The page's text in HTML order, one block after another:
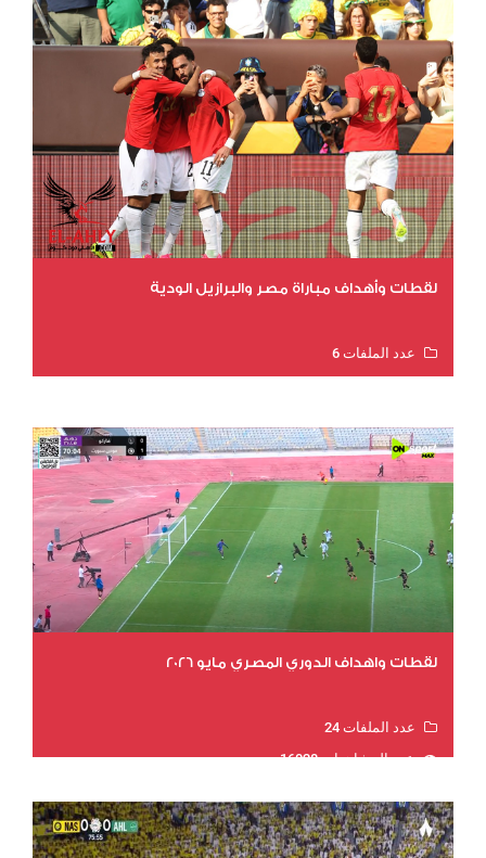
لقطات وأهداف مباراة مصر والبرازيل الودية
عدد الملفات 6
لقطات واهداف الدوري المصري مايو 2026
عدد الملفات 24
عدد المشاهدات 16028